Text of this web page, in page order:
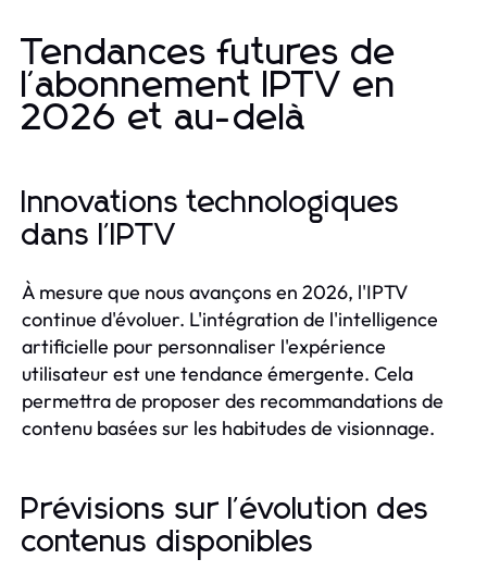
Tendances futures de
l'abonnement IPTV en
2026 et au-delà
Innovations technologiques
dans l'IPTV
À mesure que nous avançons en 2026, l'IPTV
continue d'évoluer. L'intégration de l'intelligence
artificielle pour personnaliser l'expérience
utilisateur est une tendance émergente. Cela
permettra de proposer des recommandations de
contenu basées sur les habitudes de visionnage.
Prévisions sur l'évolution des
contenus disponibles